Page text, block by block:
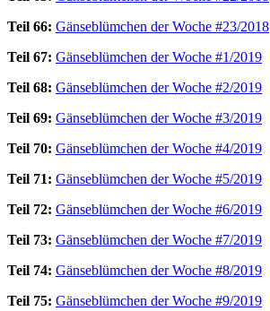
Teil 66: Gänseblümchen der Woche #23/2018
Teil 67: Gänseblümchen der Woche #1/2019
Teil 68: Gänseblümchen der Woche #2/2019
Teil 69: Gänseblümchen der Woche #3/2019
Teil 70: Gänseblümchen der Woche #4/2019
Teil 71: Gänseblümchen der Woche #5/2019
Teil 72: Gänseblümchen der Woche #6/2019
Teil 73: Gänseblümchen der Woche #7/2019
Teil 74: Gänseblümchen der Woche #8/2019
Teil 75: Gänseblümchen der Woche #9/2019